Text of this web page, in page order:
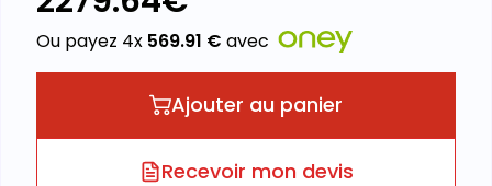
Ou payez 4x 569.91 € avec
Ajouter au panier
Recevoir mon devis